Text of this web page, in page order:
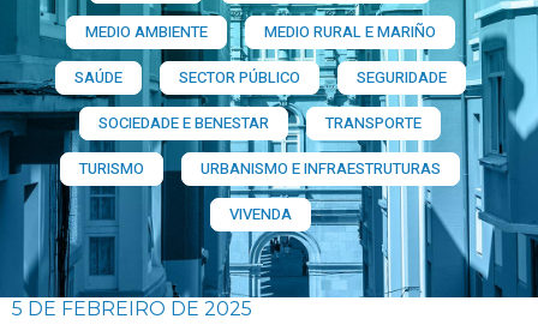
MEDIO AMBIENTE
MEDIO RURAL E MARIÑO
SAÚDE
SECTOR PÚBLICO
SEGURIDADE
SOCIEDADE E BENESTAR
TRANSPORTE
TURISMO
URBANISMO E INFRAESTRUTURAS
VIVENDA
5 DE FEBREIRO DE 2025